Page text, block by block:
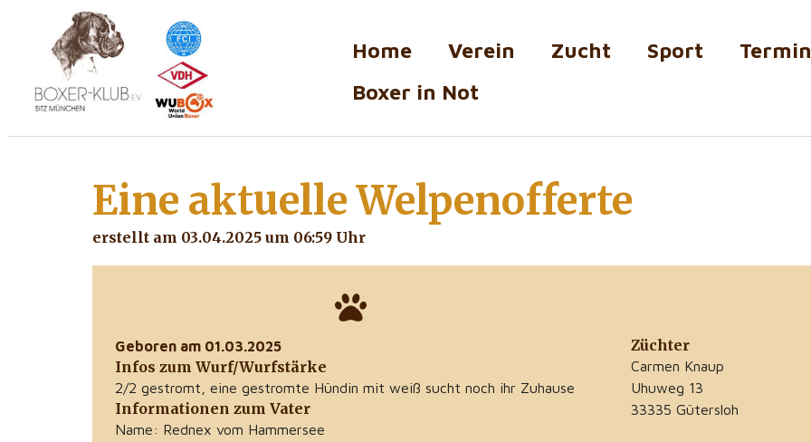
Home Verein Zucht Sport
Boxer in Not
Eine aktuelle Welpenofferte
erstellt am 03.04.2025 um 06:59 Uhr
Geboren am 01.03.2025
Infos zum Wurf/Wurfstärke
2/2 gestromt, eine gestromte Hündin mit weiß sucht noch ihr Zuhause
Informationen zum Vater
Name: Rednex vom Hammersee
Züchter
Carmen Knaup
Uhuweg 13
33335 Gütersloh